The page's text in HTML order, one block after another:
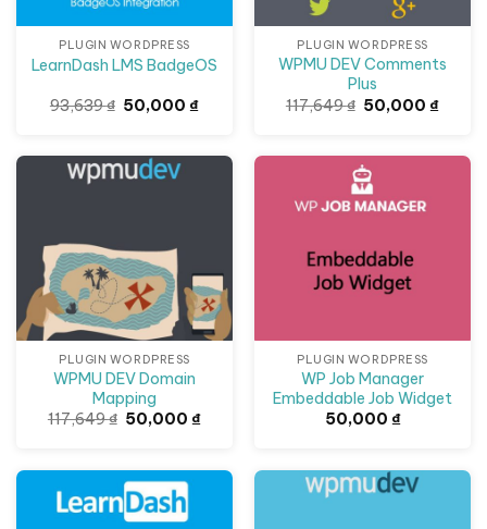
PLUGIN WORDPRESS
LearnDash LMS BadgeOS
93,639₫ Giá
gốc
50,000₫Giá
50,000 ₫.
PLUGIN WORDPRESS
WPMU DEV Comments
Plus
117,649₫ Giá
gốc
50,000₫Giá
Giảm giá!
PLUGIN WORDPRESS
WPMU DEV Domain
Mapping
117,649₫ Giá
gốc
50,000₫Giá
50,000 ₫.
PLUGIN WORDPRESS
WP Job Manager
Embeddable Job Widget
50,000 ₫
Giảm giá!